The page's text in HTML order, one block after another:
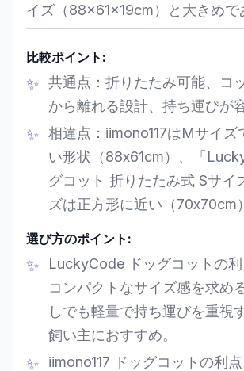
イズ（88×61×19cm）と大きめで
比較ポイント:
共通点：折りたたみ可能、コ
から離れる設計、持ち運びが
相違点：iimono117はMサイズ
い形状（88x61cm）、「
グコット 折りたたみ式 Sサイ
ズは正方形に近い（70x70cm
選び方のポイント:
LuckyCode ドッグコットの
コンパクトなサイズ感を求め
しでも軽量で持ち運びを重視
飼い主におすすめ。
iimono117 ドッグコットの利